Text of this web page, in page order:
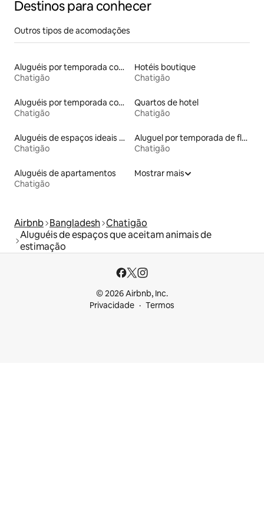
Destinos para conhecer
Outros tipos de acomodações
Aluguéis por temporada com acesso à praia
Chatigão
Hotéis boutique
Chatigão
Aluguéis por temporada com café da manhã
Chatigão
Quartos de hotel
Chatigão
Aluguéis de espaços ideais para famílias
Chatigão
Aluguel por temporada de flats
Chatigão
Aluguéis de apartamentos
Chatigão
Mostrar mais
Airbnb Bangladesh Chatigão
Aluguéis de espaços que aceitam animais de
estimação
© 2026 Airbnb, Inc.
Privacidade
Termos